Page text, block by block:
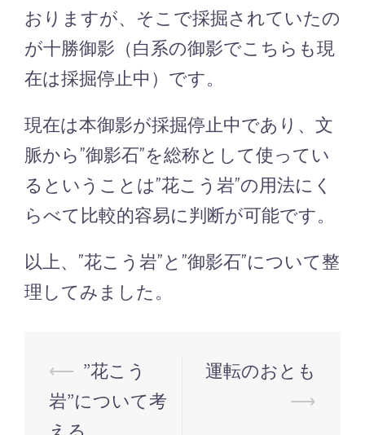
おりますが、そこで採掘されていたの
が十勝御影（白系の御影でこちらも現
在は採掘停止中）です。
現在は本御影が採掘停止中であり、文
脈から”御影石”を総称として使ってい
るということは”花こう岩”の用法にく
らべて比較的容易に判断が可能です。
以上、”花こう岩”と”御影石”について整
理してみました。
投
稿
ナ
⟵ ”花こう
岩”について考
運転のおとも
⟶